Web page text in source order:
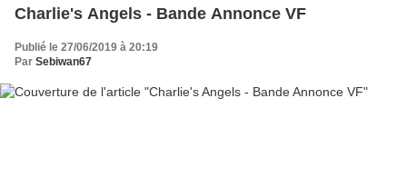
Charlie's Angels - Bande Annonce VF
Publié le 27/06/2019 à 20:19
Par Sebiwan67